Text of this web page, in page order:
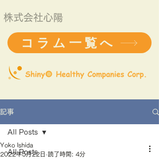
株式会社心陽
コラム一覧へ
記事
All Posts
All Posts
Yoko Ishida
2022年5月22日 読了時間: 4分